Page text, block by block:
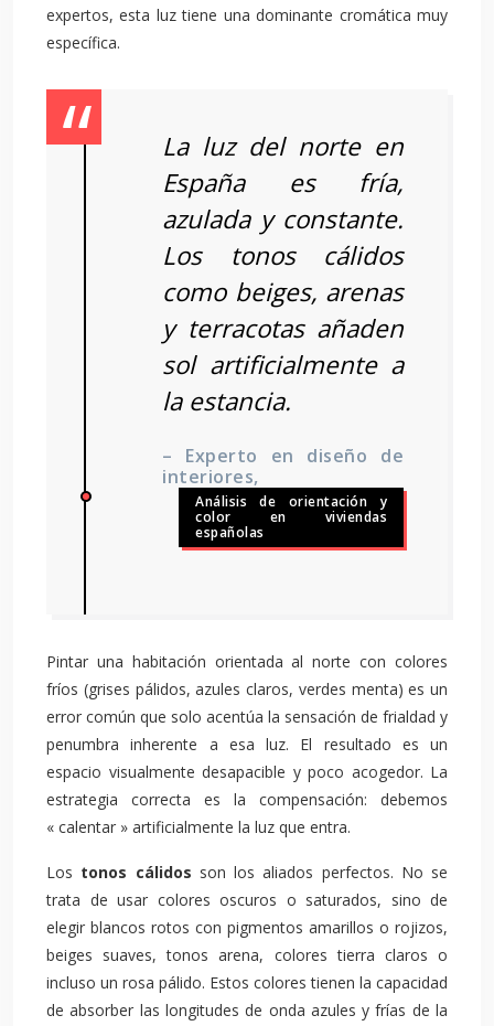
expertos, esta luz tiene una dominante cromática muy
específica.
La luz del norte en
España es fría,
azulada y constante.
Los tonos cálidos
como beiges, arenas
y terracotas añaden
sol artificialmente a
la estancia.
– Experto en diseño de
interiores,
Análisis de orientación y
color en viviendas
españolas
Pintar una habitación orientada al norte con colores
fríos (grises pálidos, azules claros, verdes menta) es un
error común que solo acentúa la sensación de frialdad y
penumbra inherente a esa luz. El resultado es un
espacio visualmente desapacible y poco acogedor. La
estrategia correcta es la compensación: debemos
« calentar » artificialmente la luz que entra.
Los tonos cálidos son los aliados perfectos. No se
trata de usar colores oscuros o saturados, sino de
elegir blancos rotos con pigmentos amarillos o rojizos,
beiges suaves, tonos arena, colores tierra claros o
incluso un rosa pálido. Estos colores tienen la capacidad
de absorber las longitudes de onda azules y frías de la